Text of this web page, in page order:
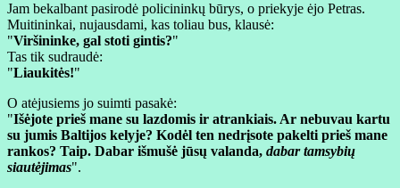
Jam bekalbant pasirodė policininkų būrys, o priekyje ėjo Petras.
Muitininkai, nujausdami, kas toliau bus, klausė:
"Viršininke, gal stoti gintis?"
Tas tik sudraudė:
"Liaukitės!"
O atėjusiems jo suimti pasakė:
"Išėjote prieš mane su lazdomis ir atrankiais. Ar nebuvau kartu
su jumis Baltijos kelyje? Kodėl ten nedrįsote pakelti prieš mane
rankos? Taip. Dabar išmušė jūsų valanda, dabar tamsybių
siautėjimas".